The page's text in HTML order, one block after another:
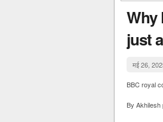
Why
just
मई 26,
BBC royal
By Akhilesh